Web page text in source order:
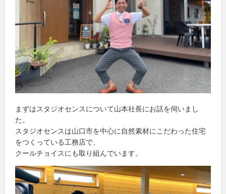
まずはスタジオセンスについて山本社長にお話を伺いまし
た。
スタジオセンスは山口市を中心に自然素材にこだわった住宅
をつくっている工務店で、
クールチョイスにも取り組んでいます。